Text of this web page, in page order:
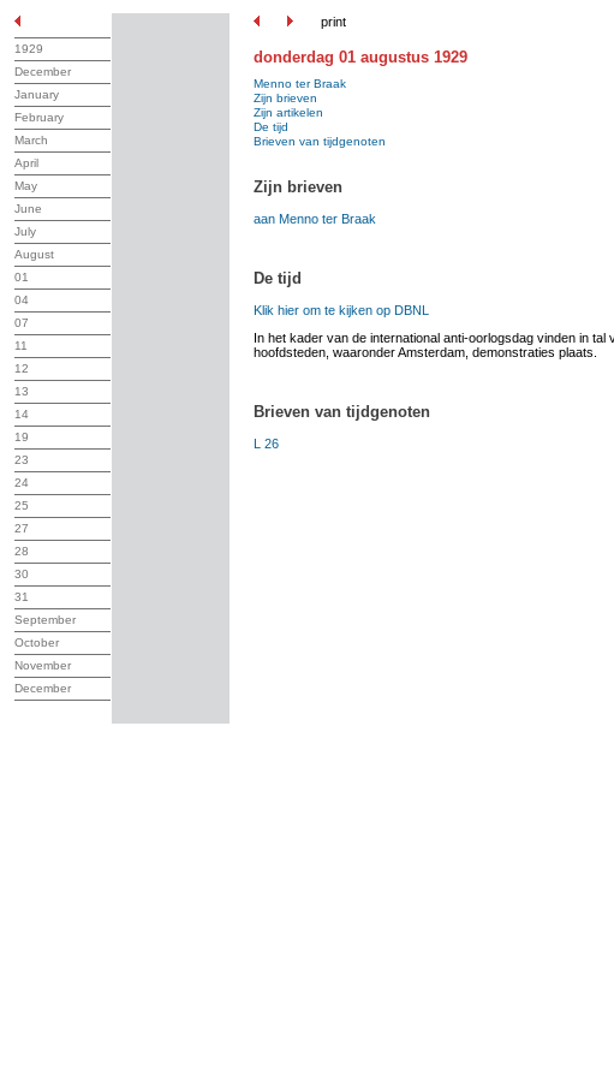
print
1929
December
January
February
March
April
May
June
July
August
01
04
07
11
12
13
14
19
23
24
25
27
28
30
31
September
October
November
December
donderdag 01 augustus 1929
Menno ter Braak
Zijn brieven
Zijn artikelen
De tijd
Brieven van tijdgenoten
Zijn brieven
aan Menno ter Braak
De tijd
Klik hier om te kijken op DBNL
In het kader van de international anti-oorlogsdag vinden in tal
hoofdsteden, waaronder Amsterdam, demonstraties plaats.
Brieven van tijdgenoten
L 26